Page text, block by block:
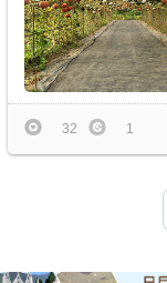
32 1